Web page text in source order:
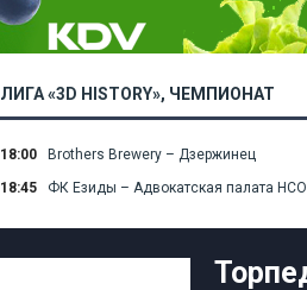
ЛИГА «3D HISTORY», ЧЕМПИОНАТ
18:00 Brothers Brewery – Дзержинец
18:45
ФК Езиды – Адвокатская палата НСО